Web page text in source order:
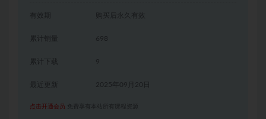
有效期 购买后永久有效
累计销量 698
累计下载 9
2025年09月20日
点击开通会员 免费享有本站所有课程资源